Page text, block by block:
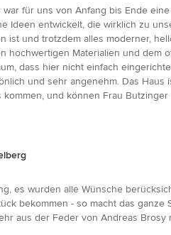
war für uns von Anfang bis Ende
Ideen entwickelt, die wirklich zu
ist und trotzdem alles moderner,
hochwertigen Materialien und dem
dass hier nicht einfach
und sehr angenehm. Das
und können Frau
es wurden alle Wünsche
bekommen - so macht das
aus der Feder von Andreas